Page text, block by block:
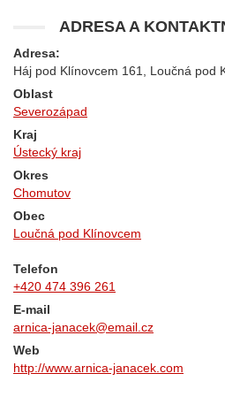
ADRESA A
Adresa:
Háj pod Klínovcem 161, Loučná pod
Oblast
Severozápad
Kraj
Ústecký kraj
Okres
Chomutov
Obec
Loučná pod Klínovcem
Telefon
+420 474 396 261
E-mail
arnica-janacek@email.cz
Web
http://www.arnica-janacek.com